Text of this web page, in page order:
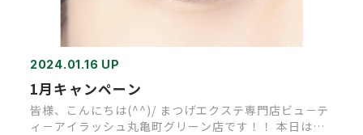
2024.01.16 UP
1月キャンペーン
皆様、こんにちは(^^)/ まつげエクステ専門店ビュ－テ
ィ－アイラッシュ丸亀町グリーン店です！！ 本日は、1